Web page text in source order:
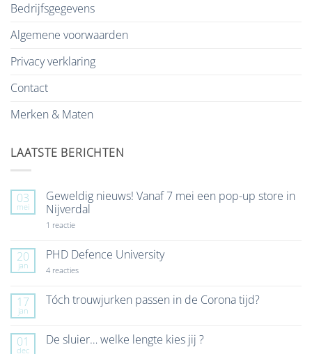
Bedrijfsgegevens
Algemene voorwaarden
Privacy verklaring
Contact
Merken & Maten
LAATSTE BERICHTEN
03
mei
Geweldig nieuws! Vanaf 7 mei een pop-up store in
Nijverdal
1 reactieop
Vanaf
7
mei
up
store
20
jan
PHD Defence University
4 reactiesop
University
17
jan
Tóch trouwjurken passen in de Corona tijd?
Tóch
01
dec
De sluier… welke lengte kies jij ?